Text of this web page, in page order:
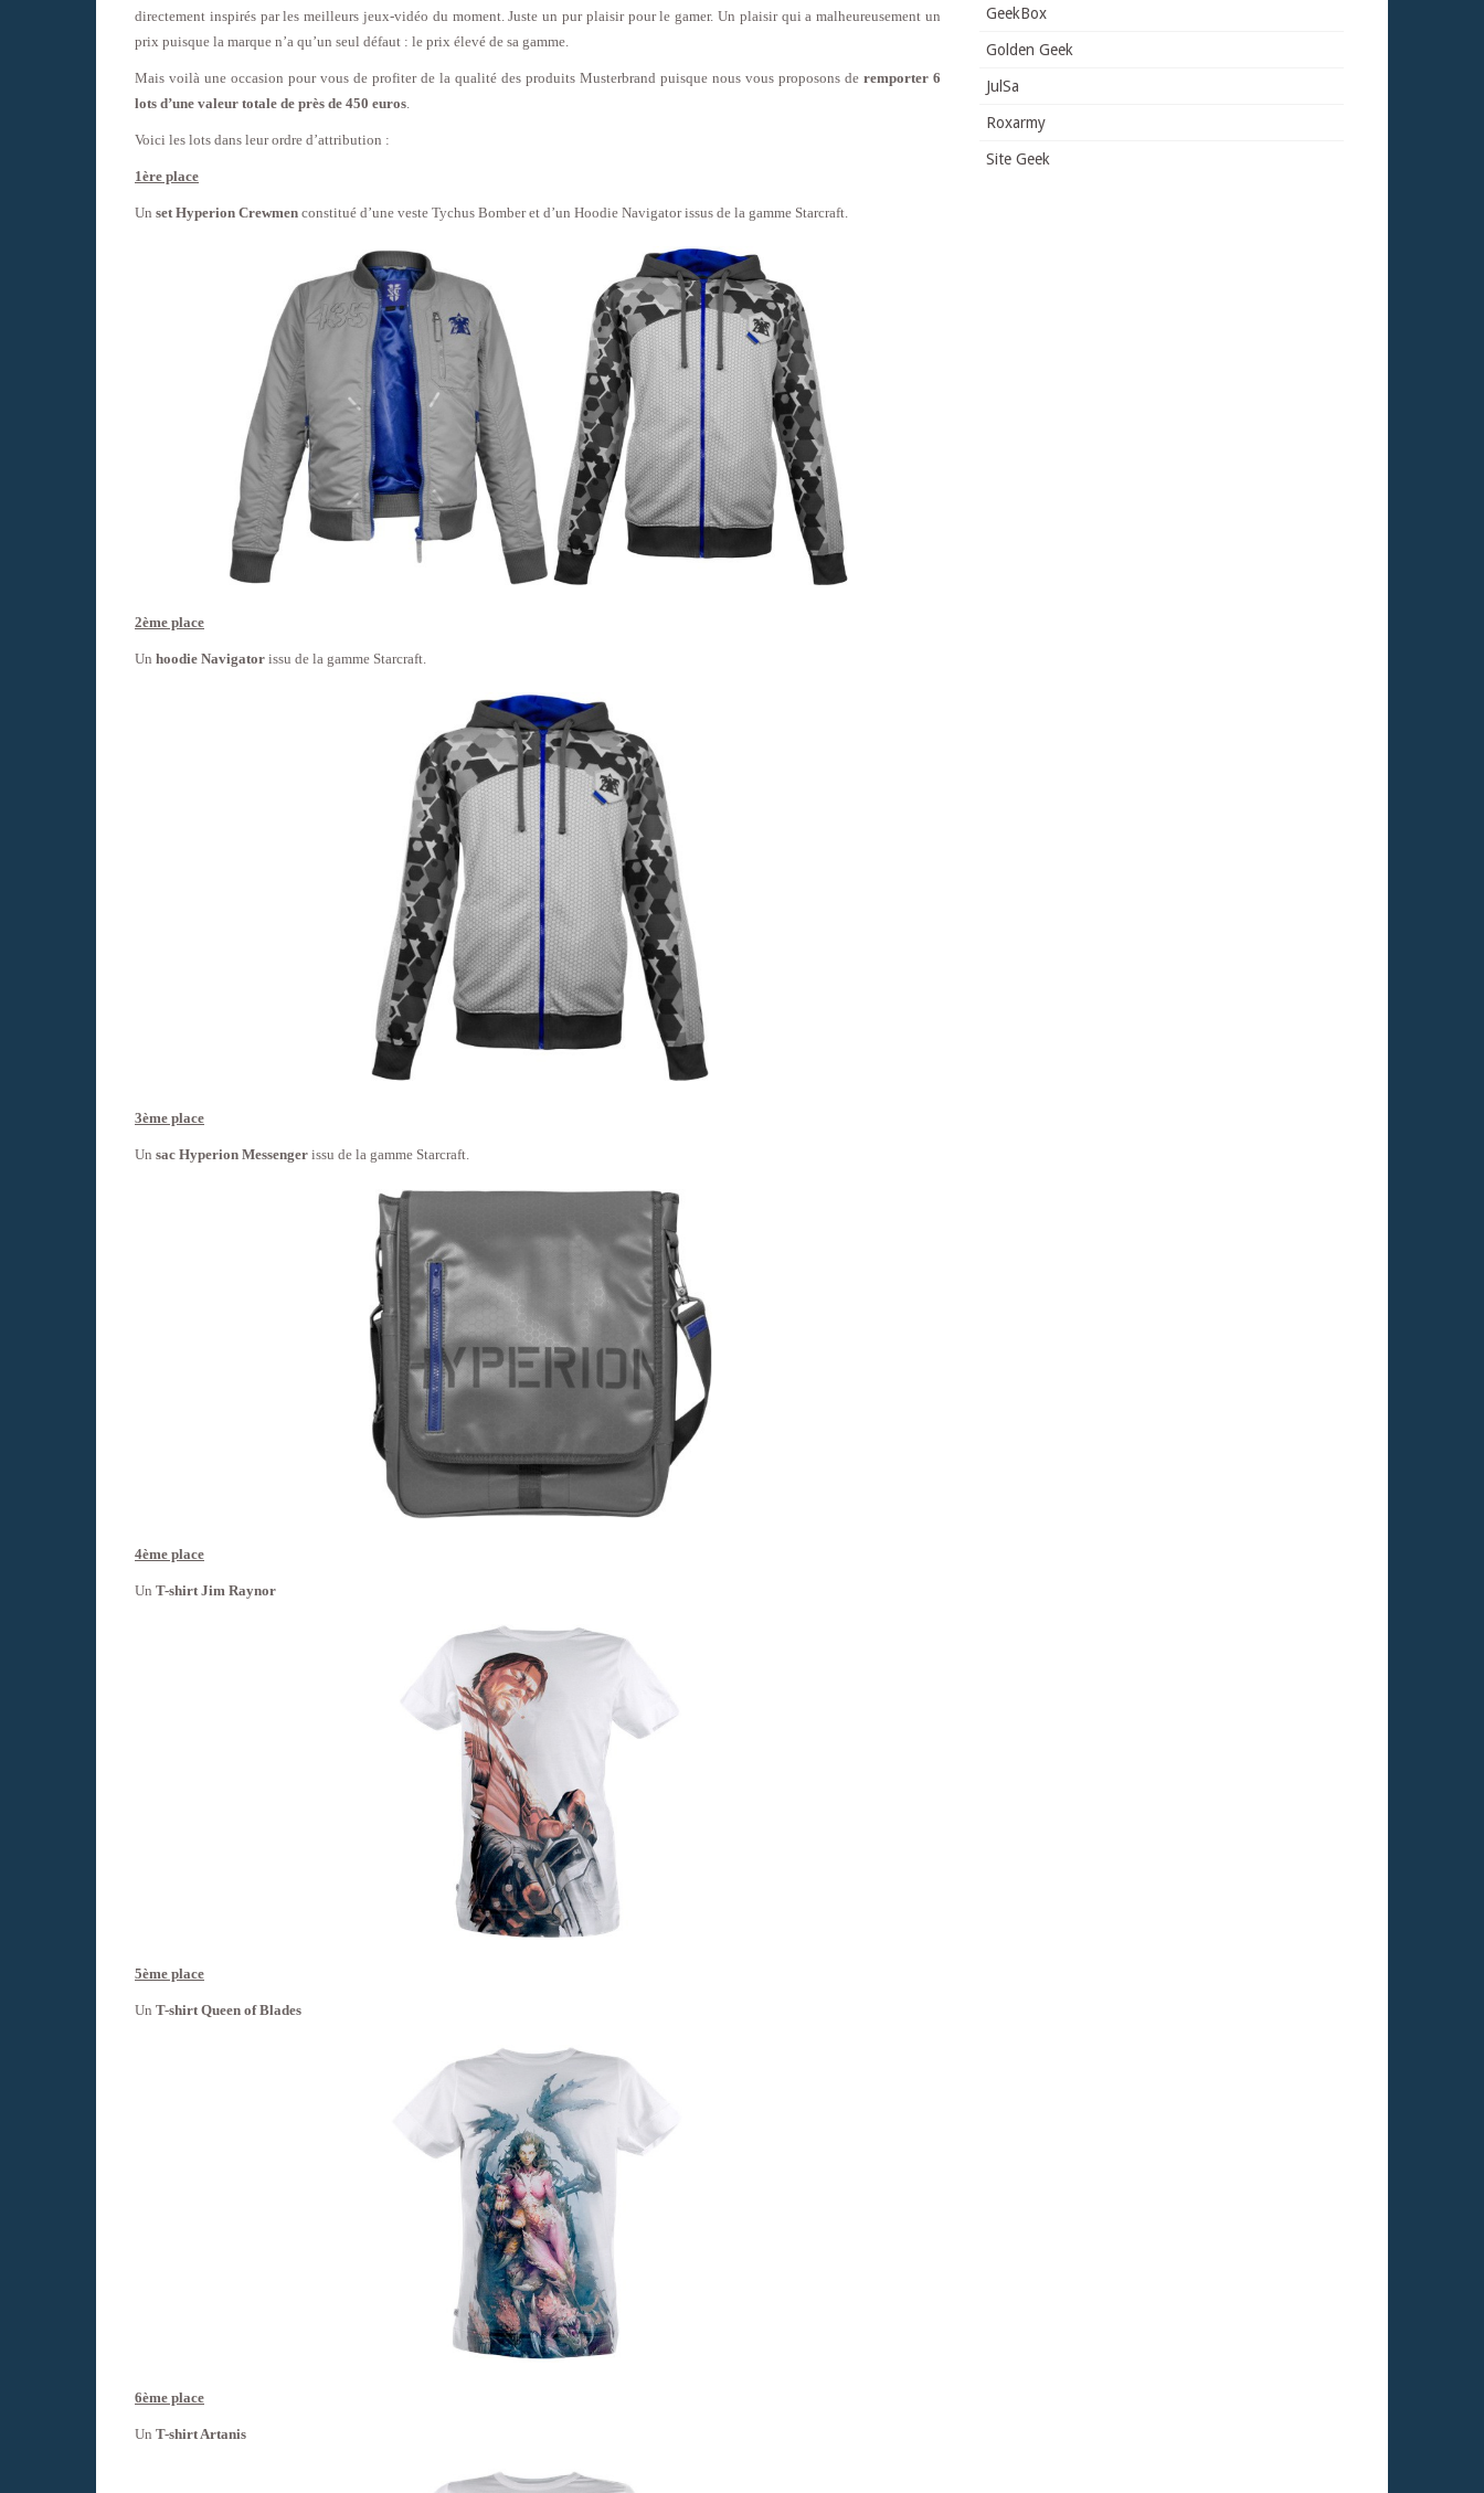
directement inspirés par les meilleurs jeux-vidéo du moment. Juste un pur plaisir pour le gamer. Un plaisir qui a malheureusement un
prix puisque la marque n’a qu’un seul défaut : le prix élevé de sa gamme.
Mais voilà une occasion pour vous de profiter de la qualité des produits Musterbrand puisque nous vous proposons de remporter 6
lots d’une valeur totale de près de 450 euros
Voici les lots dans leur ordre d’attribution :
1ère place
Un set Hyperion Crewmen constitué d’une veste Tychus Bomber et d’un Hoodie Navigator issus de la gamme Starcraft.
2ème place
Un hoodie Navigator issu de la gamme Starcraft.
3ème place
Un sac Hyperion Messenger issu de la gamme Starcraft.
4ème place
Un T-shirt Jim Raynor
5ème place
Un T-shirt Queen of Blades
6ème place
Un T-shirt Artanis
GeekBox
Golden Geek
JulSa
Roxarmy
Site Geek